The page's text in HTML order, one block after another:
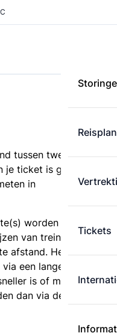
Tickets
tussen twee
ticket is gebaseerd
in
worden
van treintickets
afstand. Het is
een langere route,
is of met minder
dan via de kortste